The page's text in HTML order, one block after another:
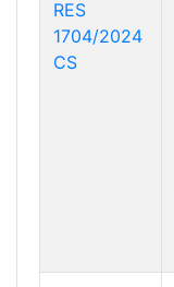
RES
1704/2024
CS